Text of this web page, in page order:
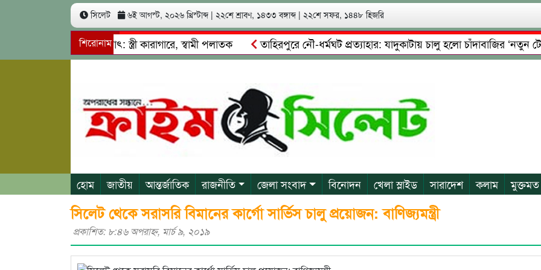
সিলেট ৬ই আগস্ট, ২০২৬ খ্রিস্টাব্দ | ২২শে শ্রাবণ, ১৪৩৩ বঙ্গাব্দ | ২২শে সফর, ১৪৪৮ হিজরি
শিরোনাম
কোটি টাকা আত্মসাৎ: স্ত্রী কারাগারে, স্বামী পলাতক তাহিরপুরে নৌ-ধর্মঘট প্রত্যাহার: যাদুকাটায় চালু হলো চাঁদাবাজির ‘নতুন টোল’!
ও শ্রমিকদের মারধর
নগরীতে কোটি টাকার সম্পত্তি দখলের চেষ্টা: গ্রেফতারের পর জামিনে মূক্ত রাসেল, আতঙ্কে পরিবার
হোম জাতীয় আন্তর্জাতিক রাজনীতি জেলা সংবাদ বিনোদন খেলা স্লাইড সারাদেশ কলাম মুক্তমত
সিলেট থেকে সরাসরি বিমানের কার্গো সার্ভিস চালু প্রয়োজন: বাণিজ্যমন্ত্রী
প্রকাশিত: ৮:৪৬ অপরাহ্ণ, মার্চ ৯, ২০১৯